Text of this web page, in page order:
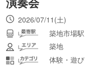
2026/07/11(土)
築地市場駅
築地
体験・遊び